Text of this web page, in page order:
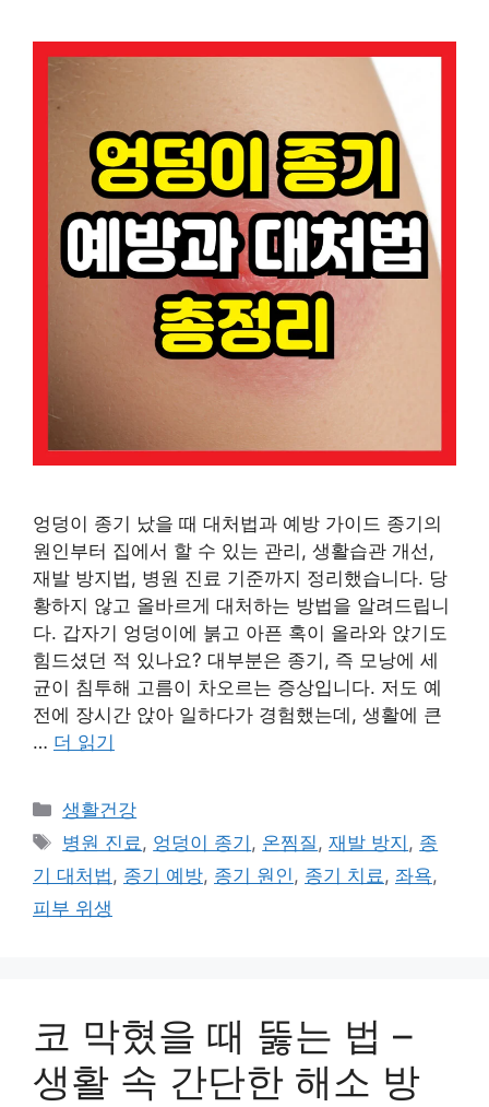
엉덩이 종기 났을 때 대처법과 예방 가이드 종기의
원인부터 집에서 할 수 있는 관리, 생활습관 개선,
재발 방지법, 병원 진료 기준까지 정리했습니다. 당
황하지 않고 올바르게 대처하는 방법을 알려드립니
다. 갑자기 엉덩이에 붉고 아픈 혹이 올라와 앉기도
힘드셨던 적 있나요? 대부분은 종기, 즉 모낭에 세
균이 침투해 고름이 차오르는 증상입니다. 저도 예
전에 장시간 앉아 일하다가 경험했는데, 생활에 큰
… 더 읽기
카
테
고
리
생활건강
태
그
병원 진료 , 엉덩이 종기 , 온찜질 ,재발 방지 , 종
기 대처법 , 종기 예방, 종기 원인 , 종기 치료 , 좌욕,
피부 위생
코 막혔을 때 뚫는 법 –
생활 속 간단한 해소 방